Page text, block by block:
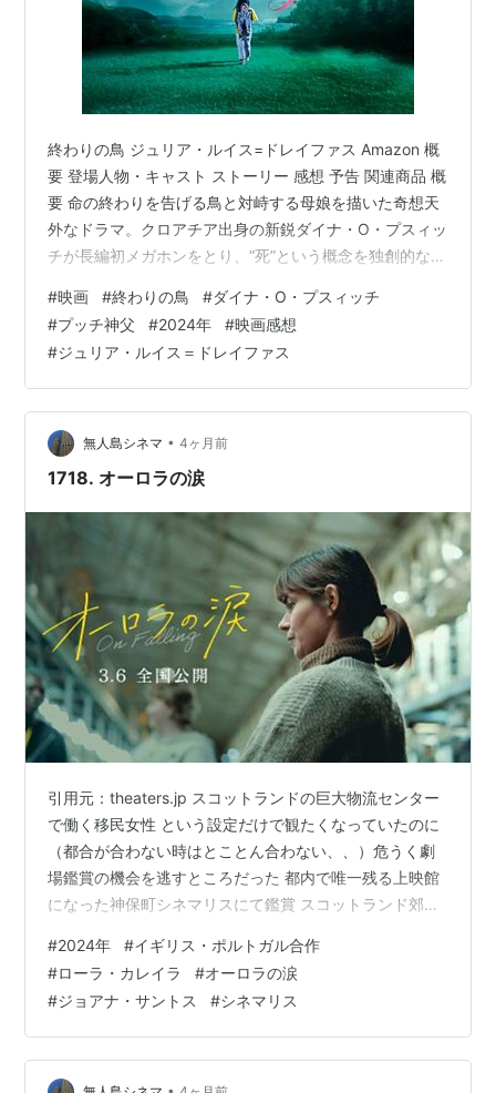
終わりの鳥 ジュリア・ルイス=ドレイファス Amazon 概
要 登場人物・キャスト ストーリー 感想 予告 関連商品 概
要 命の終わりを告げる鳥と対峙する母娘を描いた奇想天
外なドラマ。クロアチア出身の新鋭ダイナ・O・プスィッ
チが長編初メガホンをとり、“死”という概念を独創的な映
出会いを通して、間もなく訪れるであろう別れを受け止
めていく姿を、ユーモアを交えながら描きだす。 病に侵
され余命わずかな15歳の少女チューズデー。母ゾラと暮
らす彼女の前に、しゃべって歌う変幻自在な1羽の鳥が舞
い降りる。それは地球を周回して生きものに命の終わり
を告げる「デス」…
#映画 #終わりの鳥 #ダイナ・O・プスィッチ
#プッチ神父 #2024年 #映画感想
#ジュリア・ルイス＝ドレイファス
無人島シネマ • 4ヶ月前
1718. オーロラの涙
引用元：theaters.jp スコットランドの巨大物流センター
で働く移民女性 という設定だけで観たくなっていたのに
（都合が合わない時はとことん合わない、、）危うく劇
場鑑賞の機会を逃すところだった 都内で唯一残る上映館
になった神保町シネマリスにて鑑賞 スコットランド郊外
ラ（ジョアナ・サントス）の仕事は、スキャナーが示す
通りに倉庫内の通路を移動し続け、棚にある商品をピッ
クアップするというシンプルな仕事 シンプルな仕事では
あるけれど、テクノロジーに支えられ、又管理されてい
て、少しでもピックが遅れるとアラームが鳴ってしまう
#2024年 #イギリス・ポルトガル合作
#ローラ・カレイラ #オーロラの涙
#ジョアナ・サントス #シネマリス